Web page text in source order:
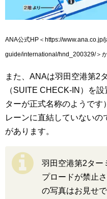
ANA公式HP＜https://
guide/international/hnd_200329/＞
また、ANAは羽田空港第2
（SUITE CHECK-IN）を
ターが正式名称のようで
レーンに直結していない
があります。
羽田空港第2ター
プロードが禁止
の写真はお見せ